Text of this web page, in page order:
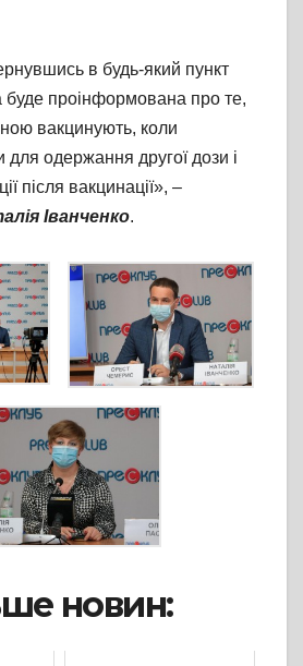
в будь-який пункт
проінформована про те,
вакцинують, коли
для одержання другої дози і
після вакцинації», –
Іванченко.
новин: